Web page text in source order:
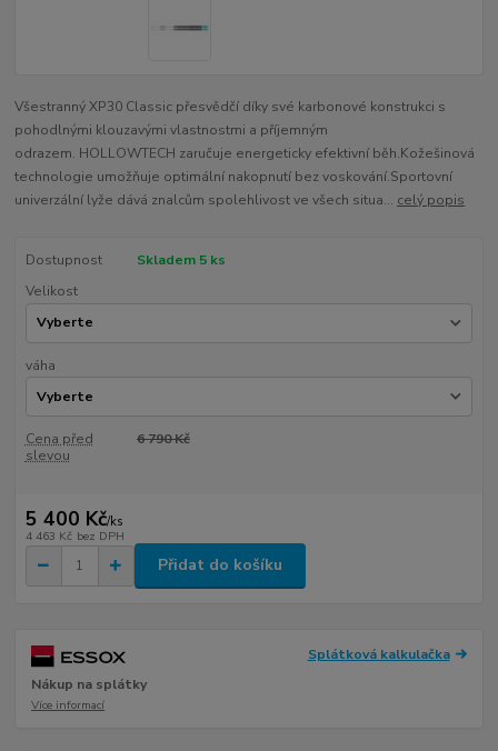
Všestranný XP30 Classic přesvědčí díky své karbonové konstrukci s
pohodlnými klouzavými vlastnostmi a příjemným
odrazem. HOLLOWTECH zaručuje energeticky efektivní běh.Kožešinová
technologie umožňuje optimální nakopnutí bez voskování.Sportovní
univerzální lyže dává znalcům spolehlivost ve všech situa... celý popis
Dostupnost
Skladem 5 ks
Velikost
váha
Cena před
slevou
6 790 Kč
5 400 Kč/ks
4 463 Kč bez DPH
Přidat do košíku
Splátková kalkulačka
Nákup na splátky
Více informací